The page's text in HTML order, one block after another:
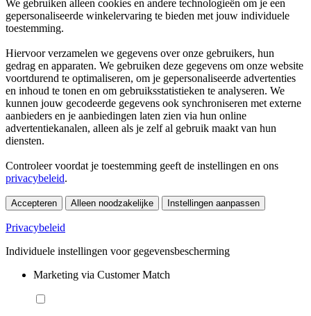
We gebruiken alleen cookies en andere technologieën om je een
gepersonaliseerde winkelervaring te bieden met jouw individuele
toestemming.
Hiervoor verzamelen we gegevens over onze gebruikers, hun
gedrag en apparaten. We gebruiken deze gegevens om onze website
voortdurend te optimaliseren, om je gepersonaliseerde advertenties
en inhoud te tonen en om gebruiksstatistieken te analyseren. We
kunnen jouw gecodeerde gegevens ook synchroniseren met externe
aanbieders en je aanbiedingen laten zien via hun online
advertentiekanalen, alleen als je zelf al gebruik maakt van hun
diensten.
Controleer voordat je toestemming geeft de instellingen en ons
privacybeleid.
Accepteren Alleen noodzakelijke Instellingen aanpassen
Privacybeleid
Individuele instellingen voor gegevensbescherming
Marketing via Customer Match